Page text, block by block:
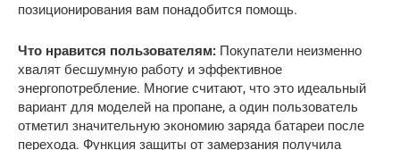
позиционирования вам понадобится помощь.
Что нравится пользователям: Покупатели неизменно
хвалят бесшумную работу и эффективное
энергопотребление. Многие считают, что это идеальный
вариант для моделей на пропане, а один пользователь
отметил значительную экономию заряда батареи после
перехода. Функция защиты от замерзания получила